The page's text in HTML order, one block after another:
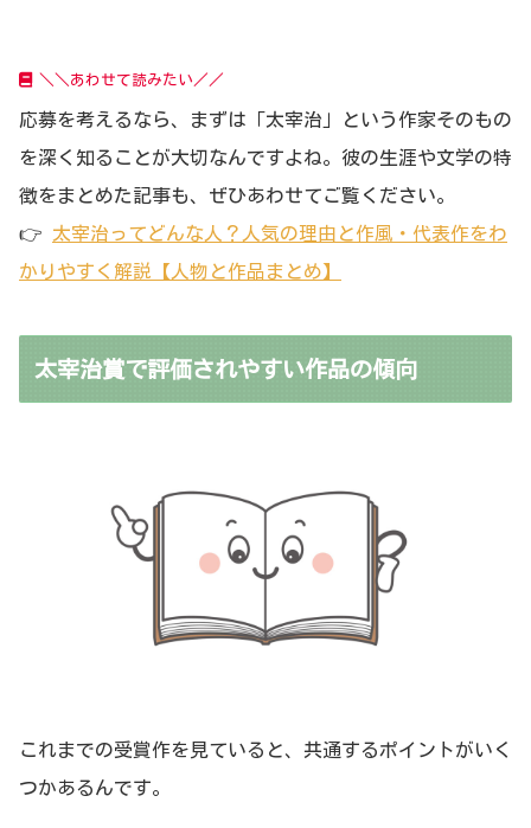
＼＼あわせて読みたい／／
応募を考えるなら、まずは「太宰治」という作家そのもの
を深く知ることが大切なんですよね。彼の生涯や文学の特
徴をまとめた記事も、ぜひあわせてご覧ください。
👉 太宰治ってどんな人？人気の理由と作風・代表作をわ
かりやすく解説【人物と作品まとめ】
太宰治賞で評価されやすい作品の傾向
これまでの受賞作を見ていると、共通するポイントがいく
つかあるんです。